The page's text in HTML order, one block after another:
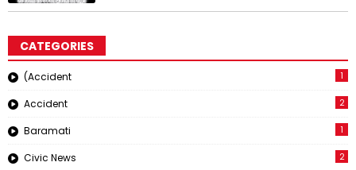
CATEGORIES
(Accident 1
Accident 2
Baramati 1
Civic News 2